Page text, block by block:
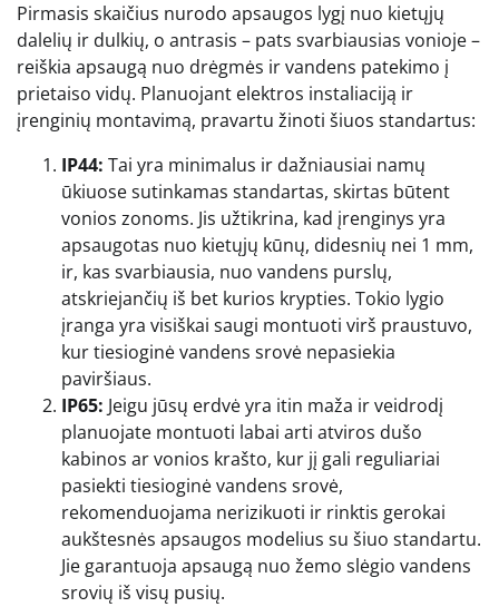
Pirmasis skaičius nurodo apsaugos lygį nuo kietųjų
dalelių ir dulkių, o antrasis – pats svarbiausias vonioje –
reiškia apsaugą nuo drėgmės ir vandens patekimo į
prietaiso vidų. Planuojant elektros instaliaciją ir
įrenginių montavimą, pravartu žinoti šiuos standartus:
IP44: Tai yra minimalus ir dažniausiai namų
ūkiuose sutinkamas standartas, skirtas būtent
vonios zonoms. Jis užtikrina, kad įrenginys yra
apsaugotas nuo kietųjų kūnų, didesnių nei 1 mm,
ir, kas svarbiausia, nuo vandens purslų,
atskriejančių iš bet kurios krypties. Tokio lygio
įranga yra visiškai saugi montuoti virš praustuvo,
kur tiesioginė vandens srovė nepasiekia
paviršiaus.
IP65: Jeigu jūsų erdvė yra itin maža ir veidrodį
planuojate montuoti labai arti atviros dušo
kabinos ar vonios krašto, kur jį gali reguliariai
pasiekti tiesioginė vandens srovė,
rekomenduojama nerizikuoti ir rinktis gerokai
aukštesnės apsaugos modelius su šiuo standartu.
Jie garantuoja apsaugą nuo žemo slėgio vandens
srovių iš visų pusių.